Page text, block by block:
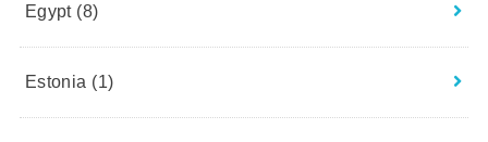
Egypt (8)
Estonia (1)